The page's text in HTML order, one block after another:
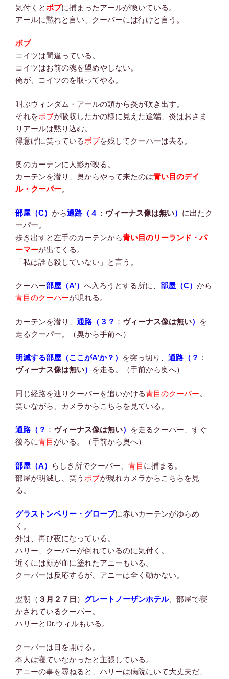
気付くとボブに捕まったアールが喚いている。
アールに黙れと言い、クーパーには行けと言う。
ボブ
コイツは間違っている。
コイツはお前の魂を望めやしない。
俺が、コイツのを取ってやる。
叫ぶウィンダム・アールの頭から炎が吹き出す。
それをボブが吸収したかの様に見えた途端、炎はおさま
りアールは黙り込む。
得意げに笑っているボブを残してクーパーは去る。
奥のカーテンに人影が映る。
カーテンを潜り、奥からやって来たのは青い目のデイ
ル・クーパー。
部屋（C） から通路（４ ： ヴィーナス像は無い） に出たク
ーパー。
歩き出すと左手のカーテンから青い目のリーランド・パ
ーマーが出てくる。
「私は誰も殺していない」と言う。
クーパー部屋（A’） へ入ろうとする所に、 部屋（C） から
青目のクーパーが現れる。
カーテンを潜り、 通路（３？ ： ヴィーナス像は無い）
を
走るクーパー。（奥から手前へ）
明滅する部屋（ここがA’か？） を突っ切り、 通路（？ ：
ヴィーナス像は無い） を走る。（手前から奥へ）
同じ経路を辿りクーパーを追いかける青目のクーパー。
笑いながら、カメラからこちらを見ている。
通路（？ ： ヴィーナス像は無い）
を走るクーパー、すぐ
後ろに青目 がいる。（手前から奥へ）
部屋（A） らしき所でクーパー、 青目 に捕まる。
部屋が明滅し、笑う ボブが現れカメラからこちらを見
る。
グラストンベリー・グローブに赤いカーテンがゆらめ
く。
外は、再び夜になっている。
ハリー、クーパーが倒れているのに気付く。
近くには顔が血に塗れたアニーもいる。
クーパーは反応するが、アニーは全く動かない。
翌朝（ ３月２７日 ） グレートノーザンホテル、部屋で寝
かされているクーパー。
ハリーとDr.ウィルもいる。
クーパーは目を開ける。
本人は寝ていなかったと主張している。
アニーの事を尋ねると、ハリーは病院にいて大丈夫だ、